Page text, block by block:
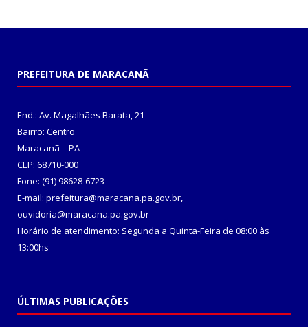
PREFEITURA DE MARACANÃ
End.: Av. Magalhães Barata, 21
Bairro: Centro
Maracanã – PA
CEP: 68710-000
Fone: (91) 98628-6723
E-mail: prefeitura@maracana.pa.gov.br,
ouvidoria@maracana.pa.gov.br
Horário de atendimento: Segunda a Quinta-Feira de 08:00 às
13:00hs
ÚLTIMAS PUBLICAÇÕES